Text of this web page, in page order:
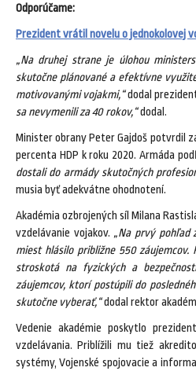
Odporúčame:
Prezident vrátil novelu o jednokolovej
„Na druhej strane je úlohou
skutočne plánované a efektívne
motivovanými vojakmi,“dodal
sa nevymenili za 40 rokov,“dodal.
Minister obrany Peter Gajdoš potvrdil
percenta HDP k roku 2020. Armáda
dostali do armády skutočných
musia byť adekvátne ohodnotení.
Akadémia ozbrojených síl Milana
vzdelávanie vojakov. „Na prvý pohľad
miest hlásilo približne 550
stroskotá na fyzických a
záujemcov, ktorí postúpili do
skutočne vyberať,“dodal rektor
Vedenie akadémie poskytlo
vzdelávania. Priblížili mu tiež
systémy, Vojenské spojovacie a